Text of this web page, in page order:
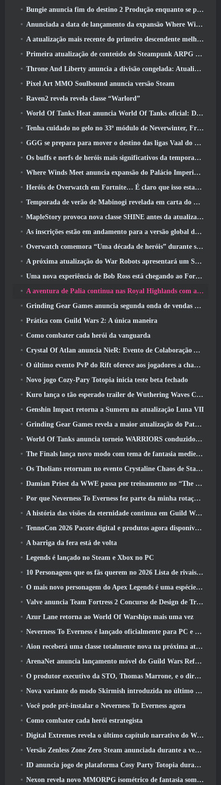
Bungie anuncia fim do destino 2 Produção enquanto se preparam para trabalhar em novos projetos
Anunciada a data de lançamento da expansão Where Winds Meet “Imperial Palace”
A atualização mais recente do primeiro descendente melhora o ciclo agrícola e atualiza o modo Onslaught
Primeira atualização de conteúdo do Steampunk ARPG Crystalfall para abordar “principais preocupações dos jogadores”
Throne And Liberty anuncia a divisão congelada: Atualização Nix
Pixel Art MMO Soulbound anuncia versão Steam
Raven2 revela revela classe “Warlord”
World Of Tanks Heat anuncia World Of Tanks oficial: Data de lançamento do HEAT
Tenha cuidado no gelo no 33º módulo de Neverwinter, Frio cortante
GGG se prepara para mover o destino das ligas Vaal do Path Of Exile 2 antes do lançamento do Return Of The Ancients
Os buffs e nerfs de heróis mais significativos da temporada 8
Where Winds Meet anuncia expansão do Palácio Imperial e compartilha um roteiro de conteúdo “massivo”
Heróis de Overwatch em Fortnite… É claro que isso estava prestes a acontecer
Temporada de verão de Mabinogi revelada em carta do produtor
MapleStory provoca nova classe SHINE antes da atualização de junho
As inscrições estão em andamento para a versão global do ‘Teste de Prólogo’ Limit Zero Breakers da NCSoft
Overwatch comemora “Uma década de heróis” durante seu 10º aniversário
A próxima atualização do War Robots apresentará um Sniper inspirado em Lovecraft
Uma nova experiência de Bob Ross está chegando ao Fortnite
A aventura de Palia continua nas Royal Highlands com a atualização de hoje
Grinding Gear Games anuncia segunda onda de vendas de ingressos ExileCon
Prática com Guild Wars 2: A única maneira
Como combater cada herói da vanguarda
Crystal Of Atlan anuncia NieR: Evento de Colaboração Automata
O último evento PvP do Rift oferece aos jogadores a chance de ganhar até 4000 Créditos e um novo título
Novo jogo Cozy-Pary Totopia inicia teste beta fechado
Kuro lança o tão esperado trailer de Wuthering Waves Cyberpunk: Crossover de Edgerunners
Genshin Impact retorna a Sumeru na atualização Luna VII
Grinding Gear Games revela a maior atualização do Path Of Exile II até agora, Retorno dos Antigos
World Of Tanks anuncia torneio WARRIORS conduzido pela comunidade
The Finals lança novo modo com tema de fantasia medieval ‘Dragon’s Claim’
Os Tholians retornam no evento Crystaline Chaos de Star Trek Online
Damian Priest da WWE passa por treinamento no “The Loot Camp” no trailer de ação ao vivo do Burst Fest da Delta Force
Por que Neverness To Everness fez parte da minha rotação, Por agora
A história das visões da eternidade continua em Guild Wars 2 Próxima semana
TennoCon 2026 Pacote digital e produtos agora disponíveis para compra
A barriga da fera está de volta
Legends é lançado no Steam e Xbox no PC
10 Personagens que os fãs querem no 2026 Lista de rivais da Marvel com maior probabilidade e qual a probabilidade de eles acontecerem
O mais novo personagem do Apex Legends é uma espécie de demônio da velocidade
Valve anuncia Team Fortress 2 Concurso de Design de Troféu ÜBERFEST
Azur Lane retorna ao World Of Warships mais uma vez
Neverness To Everness é lançado oficialmente para PC e consoles
Aion receberá uma classe totalmente nova na próxima atualização do Dread Blade
ArenaNet anuncia lançamento móvel do Guild Wars Reforged
O produtor executivo da STO, Thomas Marrone, e o diretor criativo da Neverwinter, Randy Mosiondz, discutem os jogos e o futuro do Cryptic
Nova variante do modo Skirmish introduzida no último ato de Valorant
Você pode pré-instalar o Neverness To Everness agora
Como combater cada herói estrategista
Digital Extremes revela o último capítulo narrativo do Warframe com novos curtas de anime
Versão Zenless Zone Zero Steam anunciada durante a versão 2.8 Programa Especial
ID anuncia jogo de plataforma Cosy Party Totopia durante o Xbox Showcase, Começa o recrutamento beta
Nexon revela novo MMORPG isométrico de fantasia sombria, Brasas dos sem coroa